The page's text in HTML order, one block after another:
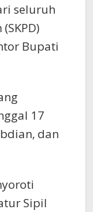
seluruh
Bupati
17
dan
Sipil